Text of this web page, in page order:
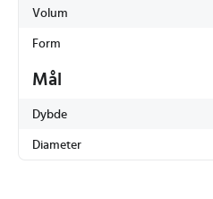
Volum
Form
Mål
Dybde
Diameter